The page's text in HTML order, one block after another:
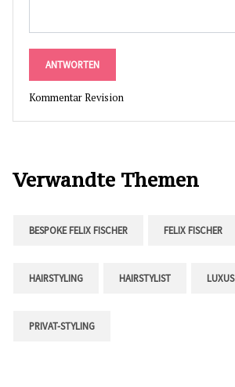
ANTWORTEN
Kommentar Revision
Verwandte Themen
BESPOKE FELIX FISCHER FELIX FISCHER
HAIRSTYLING HAIRSTYLIST LUXUS
PRIVAT-STYLING